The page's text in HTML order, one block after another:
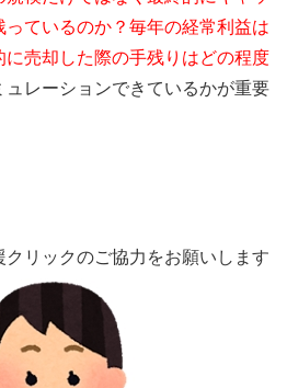
ているのか？毎年の経常利益は
に売却した際の手残りはどの程度
ュレーションできているかが重要
リックのご協力をお願いします